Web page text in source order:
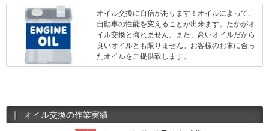
オイル交換に自信があります！オイルによって、
自動車の性能を変えることが出来ます。たかがオ
イル交換と侮れません。また、高いオイルだから
良いオイルとも限りません。お客様のお車に合っ
たオイルをご提供致します。
オイル交換の作業実績